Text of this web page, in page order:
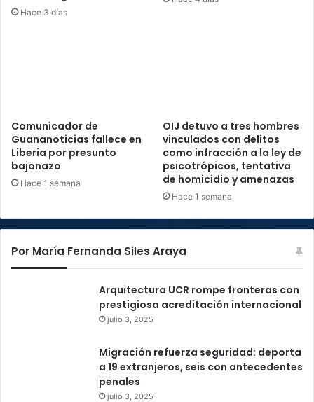
Hace 3 días
Comunicador de
Guananoticias fallece en
Liberia por presunto
bajonazo
Hace 1 semana
OIJ detuvo a tres hombres
vinculados con delitos
como infracción a la ley de
psicotrópicos, tentativa
de homicidio y amenazas
Hace 1 semana
Por María Fernanda Siles Araya
Arquitectura UCR rompe fronteras con
prestigiosa acreditación internacional
julio 3, 2025
Migración refuerza seguridad: deporta
a 19 extranjeros, seis con antecedentes
penales
julio 3, 2025